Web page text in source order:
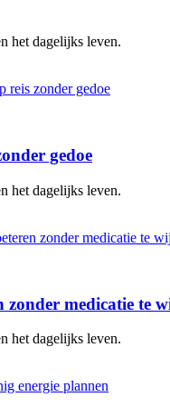
het dagelijks leven.
gedoe
het dagelijks leven.
medicatie te
het dagelijks leven.